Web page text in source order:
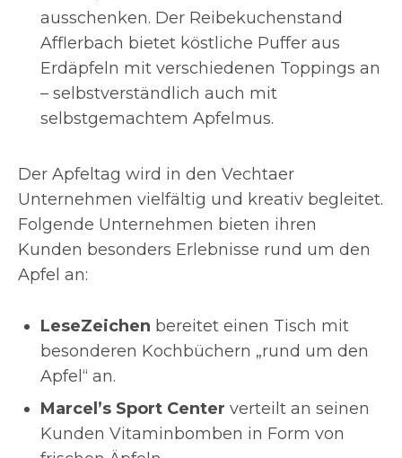
ausschenken. Der Reibekuchenstand
Afflerbach bietet köstliche Puffer aus
Erdäpfeln mit verschiedenen Toppings an
– selbstverständlich auch mit
selbstgemachtem Apfelmus.
Der Apfeltag wird in den Vechtaer
Unternehmen vielfältig und kreativ begleitet.
Folgende Unternehmen bieten ihren
Kunden besonders Erlebnisse rund um den
Apfel an:
LeseZeichen bereitet einen Tisch mit
besonderen Kochbüchern „rund um den
Apfel“ an.
Marcel’s Sport Center verteilt an seinen
Kunden Vitaminbomben in Form von